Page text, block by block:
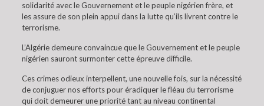
solidarité avec le Gouvernement et le peuple nigérien frère, et
les assure de son plein appui dans la lutte qu’ils livrent contre le
terrorisme.
L’Algérie demeure convaincue que le Gouvernement et le peuple
nigérien sauront surmonter cette épreuve difficile.
Ces crimes odieux interpellent, une nouvelle fois, sur la nécessité
de conjuguer nos efforts pour éradiquer le fléau du terrorisme
qui doit demeurer une priorité tant au niveau continental